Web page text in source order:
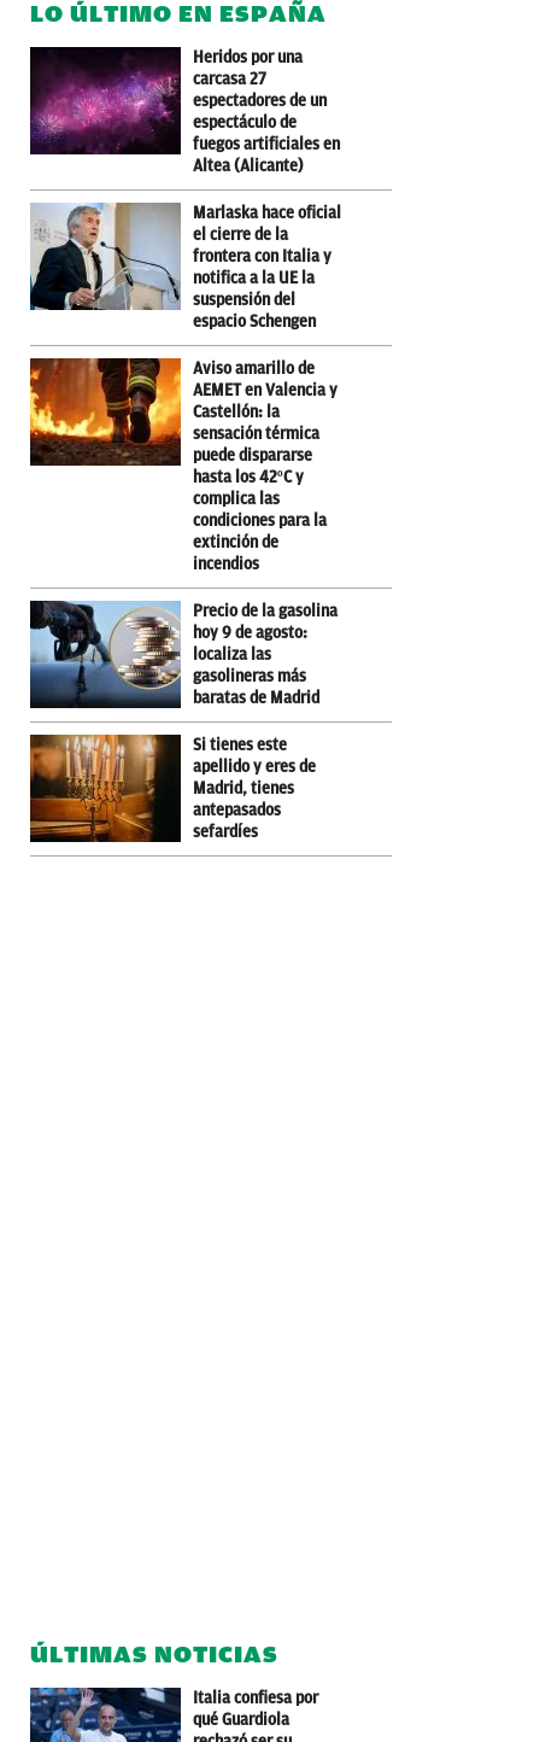
LO ÚLTIMO EN ESPAÑA
Heridos por una
carcasa 27
espectadores de un
espectáculo de
fuegos artificiales en
Altea (Alicante)
Marlaska hace oficial
el cierre de la
frontera con Italia y
notifica a la UE la
suspensión del
espacio Schengen
Aviso amarillo de
AEMET en Valencia y
Castellón: la
sensación térmica
puede dispararse
hasta los 42ºC y
complica las
condiciones para la
extinción de
incendios
Precio de la gasolina
hoy 9 de agosto:
localiza las
gasolineras más
baratas de Madrid
Si tienes este
apellido y eres de
Madrid, tienes
antepasados
sefardíes
ÚLTIMAS NOTICIAS
Italia confiesa por
qué Guardiola